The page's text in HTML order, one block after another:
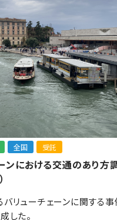
全国 受託
ンにおける交通のあり方
リューチェーンに関する
した。